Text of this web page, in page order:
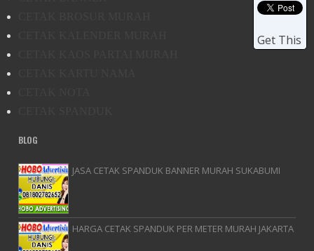
Get This
BLOG
JASA CETAK SPANDUK BANNER MURAH SUKABUMI
HARGA CETAK SPANDUK PER METER MURAH JAKARTA